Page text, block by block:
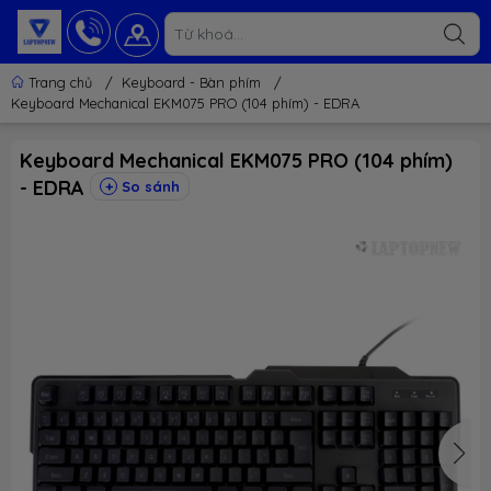
Trang chủ / Keyboard - Bàn phím
/
Keyboard Mechanical EKM075 PRO (104 phím) - EDRA
Keyboard Mechanical EKM075 PRO (104 phím)
- EDRA
So sánh